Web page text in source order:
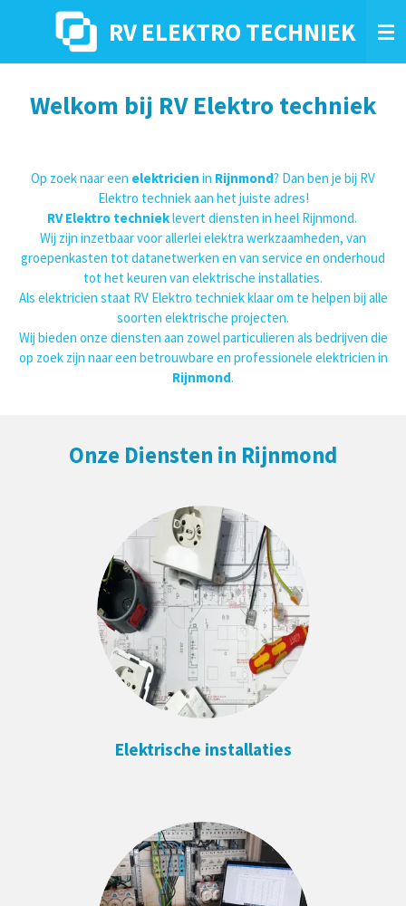
hoofdinhoud
RV ELEKTRO TECHNIEK
Welkom bij RV Elektro techniek
Op zoek naar een elektricien in Rijnmond? Dan ben je bij RV
Elektro techniek aan het juiste adres!
RV Elektro technieklevert diensten in heel Rijnmond.
Wij zijn inzetbaar voor allerlei elektra werkzaamheden, van
groepenkasten tot datanetwerken en van service en onderhoud
tot het keuren van elektrische installaties.
Als elektricien staat RV Elektro techniek klaar om te helpen bij alle
soorten elektrische projecten.
Wij bieden onze diensten aan zowel particulieren als bedrijven die
op zoek zijn naar een betrouwbare en professionele elektricien in
Rijnmond.
Onze Diensten in Rijnmond
Elektrische installaties